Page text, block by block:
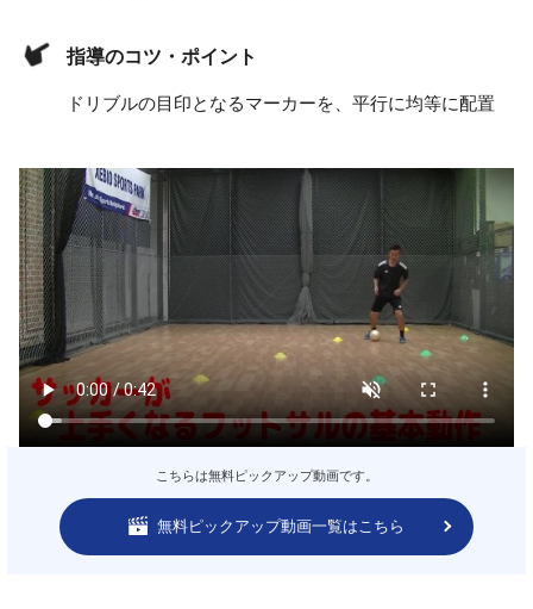
指導のコツ・ポイント
ドリブルの目印となるマーカーを、平行に均等に配置
こちらは無料ピックアップ動画です。
無料ピックアップ動画一覧はこちら